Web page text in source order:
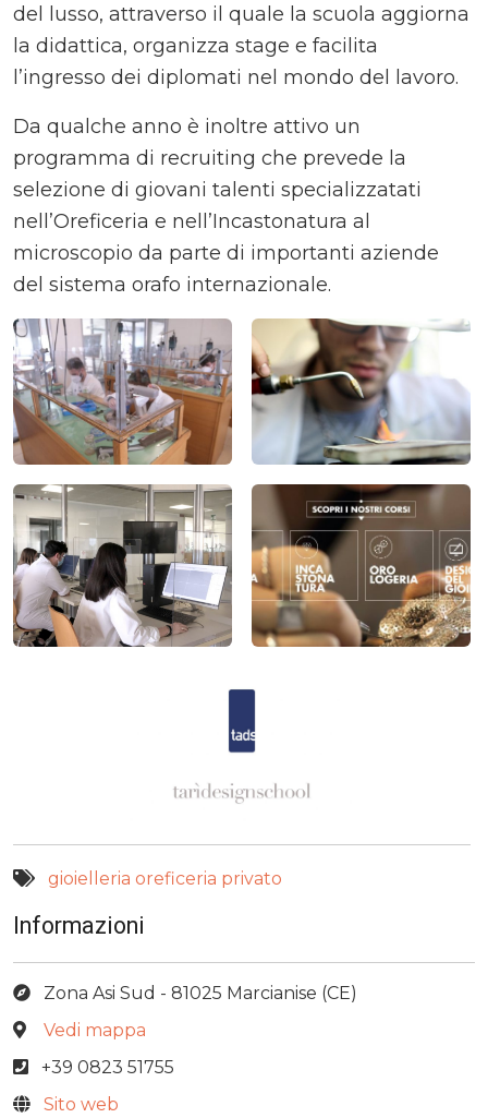
del lusso, attraverso il quale la scuola aggiorna
la didattica, organizza stage e facilita
l’ingresso dei diplomati nel mondo del lavoro.
Da qualche anno è inoltre attivo un
programma di recruiting che prevede la
selezione di giovani talenti specializzatati
nell’Oreficeria e nell’Incastonatura al
microscopio da parte di importanti aziende
del sistema orafo internazionale.
gioielleria oreficeria privato
Informazioni
Zona Asi Sud - 81025 Marcianise (CE)
Vedi mappa
+39 0823 51755
Sito web